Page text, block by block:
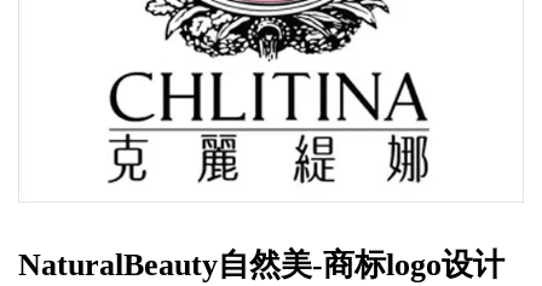
NaturalBeauty自然美-商标logo设计